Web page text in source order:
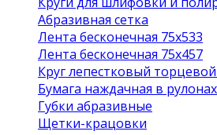
Абразивная сетка
Лента бесконечная 75х533
Лента бесконечная 75х457
Круг лепестковый
Бумага наждачная в рулонах
Губки абразивные
Щетки-крацовки